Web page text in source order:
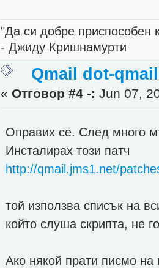
"Да си добре приспособен
- Джиду Кришнамурти
Qmail dot-
« Отговор #4 -: Jun 07,
Оправих се. След много
Инсталирах този патч
http://qmail.jms1.net/
той използва списък на
който слуша скрипта, не
Ако някой прати писмо